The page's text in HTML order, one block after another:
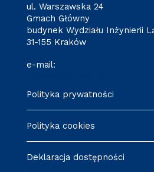
ul. Warszawska 24
Gmach Główny
budynek Wydziału Inżynierii
31-155 Kraków
e-mail:
Polityka prywatności
Polityka cookies
Deklaracja dostępności